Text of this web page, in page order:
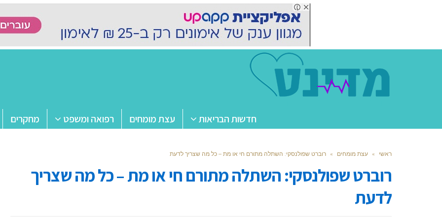
חדשות הבריאות עצת מומחים רפואה ומשפט מחקרים
ראשי » עצת מומחים » רוברט שפולנסקי: השתלה מתורם חי או מת – כל מה שצריך לדעת
רוברט שפולנסקי: השתלה מתורם חי או מת – כל מה שצריך
לדעת